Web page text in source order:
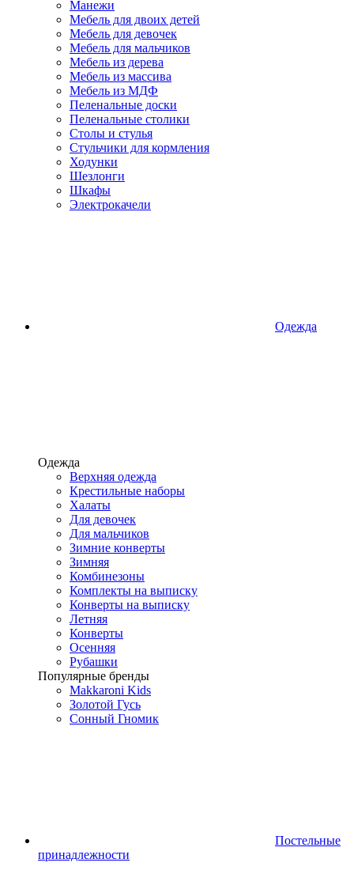
Манежи
Мебель для двоих детей
Мебель для девочек
Мебель для мальчиков
Мебель из дерева
Мебель из массива
Мебель из МДФ
Пеленальные доски
Пеленальные столики
Столы и стулья
Стульчики для кормления
Ходунки
Шезлонги
Шкафы
Электрокачели
Одежда
Одежда
Верхняя одежда
Крестильные наборы
Халаты
Для девочек
Для мальчиков
Зимние конверты
Зимняя
Комбинезоны
Комплекты на выписку
Конверты на выписку
Летняя
Конверты
Осенняя
Рубашки
Популярные бренды
Makkaroni Kids
Золотой Гусь
Сонный Гномик
Постельные
принадлежности